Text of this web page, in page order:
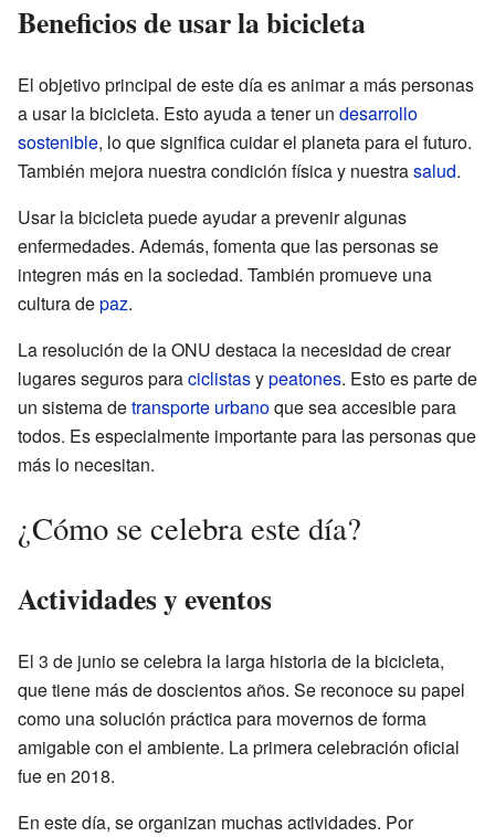
Beneficios de usar la bicicleta
El objetivo principal de este día es animar a más personas
a usar la bicicleta. Esto ayuda a tener un desarrollo
sostenible, lo que significa cuidar el planeta para el futuro.
También mejora nuestra condición física y nuestrasalud.
Usar la bicicleta puede ayudar a prevenir algunas
enfermedades. Además, fomenta que las personas se
integren más en la sociedad. También promueve una
cultura depaz.
La resolución de la ONU destaca la necesidad de crear
lugares seguros paraciclistasypeatones. Esto es parte de
un sistema detransporte urbanoque sea accesible para
todos. Es especialmente importante para las personas que
más lo necesitan.
¿Cómo se celebra este día?
Actividades y eventos
El 3 de junio se celebra la larga historia de la bicicleta,
que tiene más de doscientos años. Se reconoce su papel
como una solución práctica para movernos de forma
amigable con el ambiente. La primera celebración oficial
fue en 2018.
En este día, se organizan muchas actividades. Por